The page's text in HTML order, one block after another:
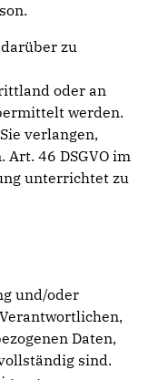
zu
oder an
werden.
verlangen,
46 DSGVO im
unterrichtet zu
und/oder
Daten,
sind.